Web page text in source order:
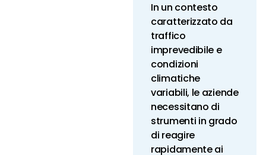
In un contesto
caratterizzato da
traffico
imprevedibile e
condizioni
climatiche
variabili, le aziende
necessitano di
strumenti in grado
di reagire
rapidamente ai